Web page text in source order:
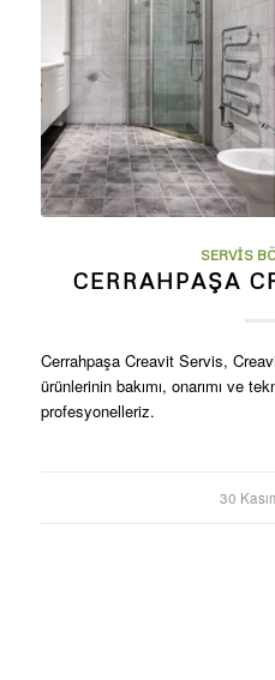
SERVIS
CERRAHPAŞA
Cerrahpaşa Creavit Servis,
ürünlerinin bakımı, onarımı ve
profesyonelleriz.
30